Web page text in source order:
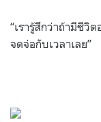
“เรารู้สึกว่าถ้ามีชีวิ
จดจ่อกับเวลาเลย”